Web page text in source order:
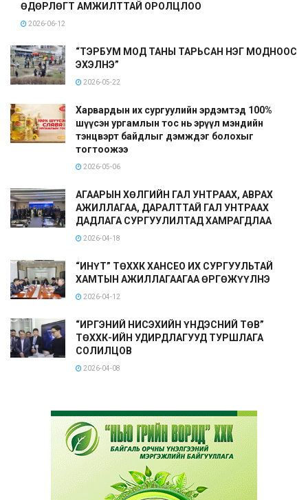
ӨДӨРЛӨГТ АМЖИЛТТАЙ ОРОЛЦЛОО
2026-06-12
“ТЭРБУМ МОД ТАНЫ ТАРЬСАН НЭГ МОДНООС
ЭХЭЛНЭ”
2026-05-22
Харвардын их сургуулийн эрдэмтэд 100%
шүүсэн ургамлын тос нь эрүүл мэндийн
тэнцвэрт байдлыг дэмждэг болохыг
тогтоожээ
2026-05-06
АГААРЫН ХӨЛГИЙН ГАЛ УНТРААХ, АВРАХ
АЖИЛЛАГАА, ДАРАЛТТАЙ ГАЛ УНТРААХ
ДАДЛАГА СУРГУУЛИЛТАД ХАМРАГДЛАА
2026-04-18
“ИНҮТ” ТӨХХК ХАНСЕО ИХ СУРГУУЛЬТАЙ
ХАМТЫН АЖИЛЛАГААГАА ӨРГӨЖҮҮЛНЭ
2026-04-12
“ИРГЭНИЙ НИСЭХИЙН ҮНДЭСНИЙ ТӨВ”
ТӨХХК-ИЙН УДИРДЛАГУУД ТУРШЛАГА
СОЛИЛЦОВ
2026-04-08